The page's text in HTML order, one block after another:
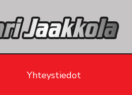
Yhteystiedot